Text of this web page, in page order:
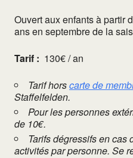
Ouvert aux enfants à partir
ans en septembre de la
Tarif : 130€ / an
Tarif horscarte de
Staffelfelden.
Pour les personnes
de 10€.
Tarifs dégressifs en cas
activités par personne. Se